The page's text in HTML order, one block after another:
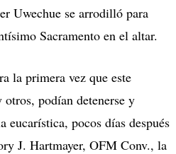
Uwechue se arrodilló para
Sacramento en el altar.
la primera vez que este
podían detenerse y
eucarística, pocos días después
J. Hartmayer, OFM Conv., la